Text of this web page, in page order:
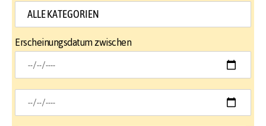
Erscheinungsdatum zwischen